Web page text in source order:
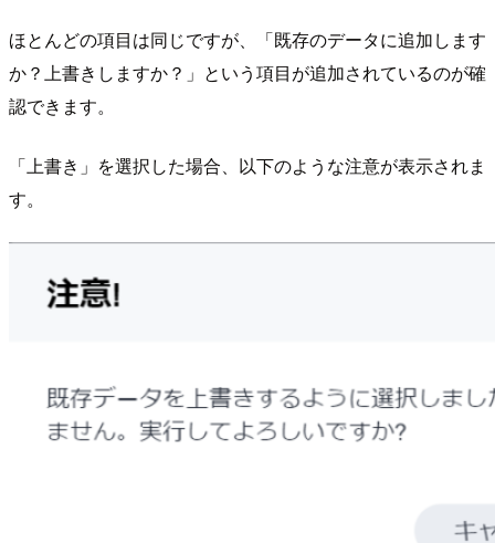
ほとんどの項目は同じですが、「既存のデータに追加します
か？上書きしますか？」という項目が追加されているのが確
認できます。
「上書き」を選択した場合、以下のような注意が表示されま
す。